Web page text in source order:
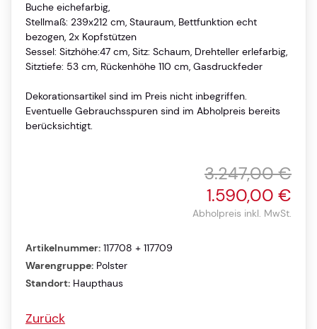
Buche eichefarbig,
Stellmaß: 239x212 cm, Stauraum, Bettfunktion echt
bezogen, 2x Kopfstützen
Sessel: Sitzhöhe:47 cm, Sitz: Schaum, Drehteller erlefarbig,
Sitztiefe: 53 cm, Rückenhöhe 110 cm, Gasdruckfeder
Dekorationsartikel sind im Preis nicht inbegriffen.
Eventuelle Gebrauchsspuren sind im Abholpreis bereits
berücksichtigt.
3.247,00 €
1.590,00 €
Abholpreis inkl. MwSt.
Artikelnummer: 117708 + 117709
Warengruppe: Polster
Standort: Haupthaus
Zurück